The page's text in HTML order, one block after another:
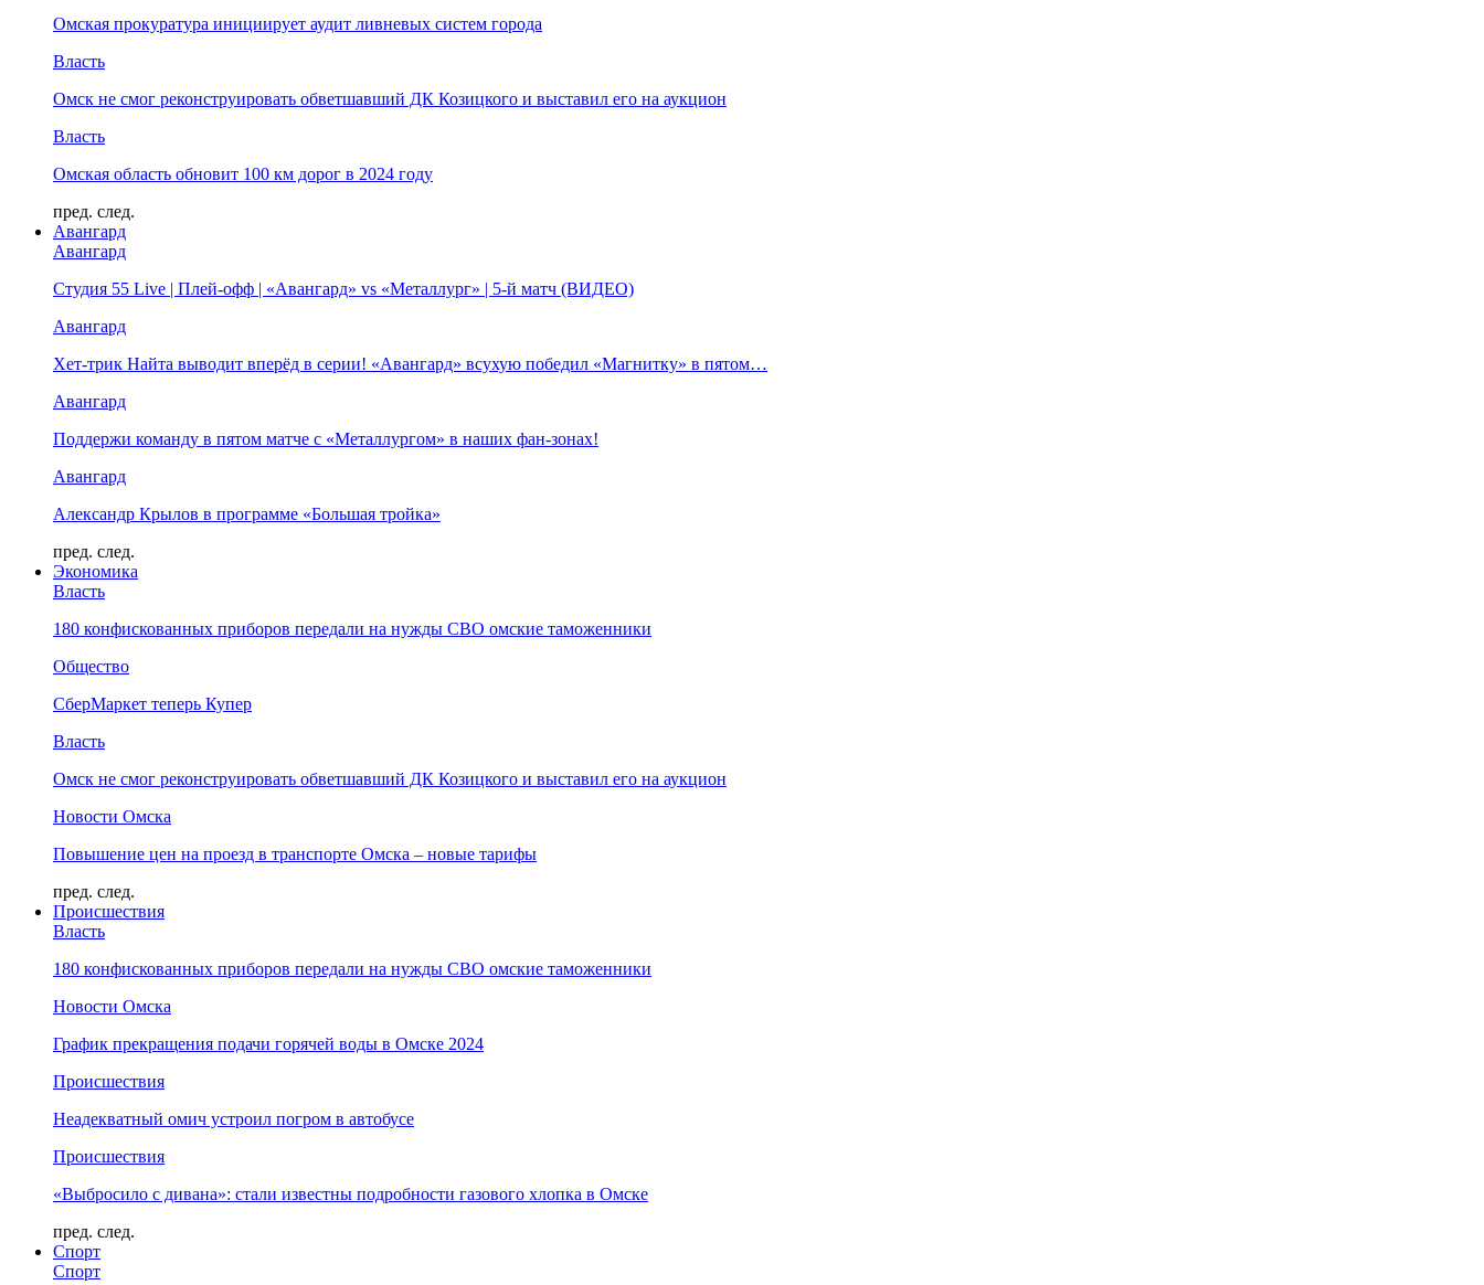
Омская прокуратура инициирует аудит ливневых систем города
Власть
Омск не смог реконструировать обветшавший ДК Козицкого и выставил его на аукцион
Власть
Омская область обновит 100 км дорог в 2024 году
пред. след.
Авангард
Авангард
Студия 55 Live | Плей-офф | «Авангард» vs «Металлург» | 5-й матч (ВИДЕО)
Авангард
Хет-трик Найта выводит вперёд в серии! «Авангард» всухую победил «Магнитку» в пятом…
Авангард
Поддержи команду в пятом матче с «Металлургом» в наших фан-зонах!
Авангард
Александр Крылов в программе «Большая тройка»
пред. след.
Экономика
Власть
180 конфискованных приборов передали на нужды СВО омские таможенники
Общество
СберМаркет теперь Купер
Власть
Омск не смог реконструировать обветшавший ДК Козицкого и выставил его на аукцион
Новости Омска
Повышение цен на проезд в транспорте Омска – новые тарифы
пред. след.
Происшествия
Власть
180 конфискованных приборов передали на нужды СВО омские таможенники
Новости Омска
График прекращения подачи горячей воды в Омске 2024
Происшествия
Неадекватный омич устроил погром в автобусе
Происшествия
«Выбросило с дивана»: стали известны подробности газового хлопка в Омске
пред. след.
Спорт
Спорт